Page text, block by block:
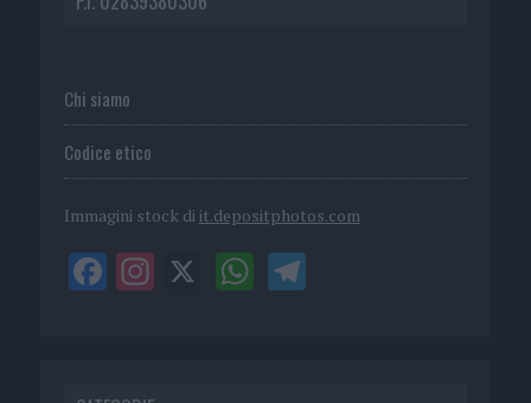
Chi siamo
Codice etico
Immagini stock di it.depositphotos.com